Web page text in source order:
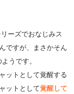
ーズでおなじみス
ですが、まさかそん
うです。
ットとして覚醒する
ットとして覚醒して